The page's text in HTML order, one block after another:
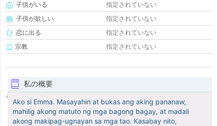
子供がいる
指定されていない
子供が欲しい
指定されていない
恋に出る
指定されていない
宗教
指定されていない
私の概要
Ako si Emma. Masayahin at bukas ang aking pananaw,
mahilig akong matuto ng mga bagong bagay, at madali
akong makipag-ugnayan sa mga tao. Kasabay nito,